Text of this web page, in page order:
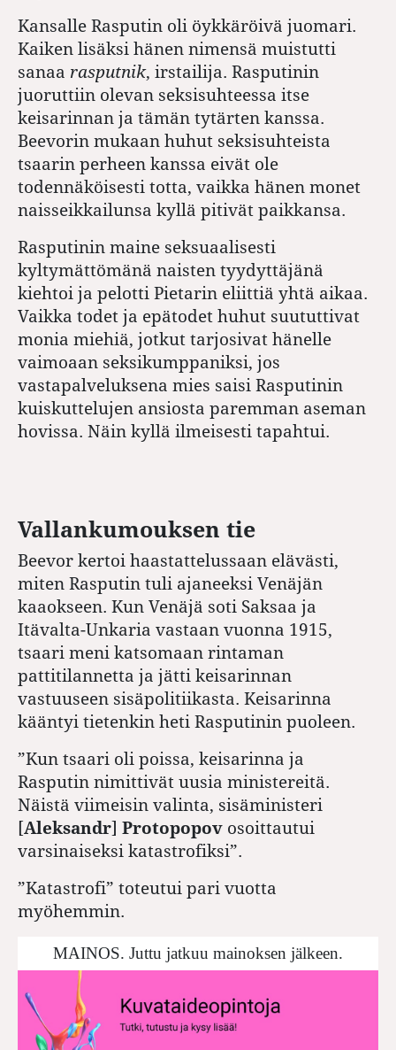
Kansalle Rasputin oli öykkäröivä juomari.
Kaiken lisäksi hänen nimensä muistutti
sanaa rasputnik, irstailija. Rasputinin
juoruttiin olevan seksisuhteessa itse
keisarinnan ja tämän tytärten kanssa.
Beevorin mukaan huhut seksisuhteista
tsaarin perheen kanssa eivät ole
todennäköisesti totta, vaikka hänen monet
naisseikkailunsa kyllä pitivät paikkansa.
Rasputinin maine seksuaalisesti
kyltymättömänä naisten tyydyttäjänä
kiehtoi ja pelotti Pietarin eliittiä yhtä aikaa.
Vaikka todet ja epätodet huhut suututtivat
monia miehiä, jotkut tarjosivat hänelle
vaimoaan seksikumppaniksi, jos
vastapalveluksena mies saisi Rasputinin
kuiskuttelujen ansiosta paremman aseman
hovissa. Näin kyllä ilmeisesti tapahtui.
Vallankumouksen tie
Beevor kertoi haastattelussaan elävästi,
miten Rasputin tuli ajaneeksi Venäjän
kaaokseen. Kun Venäjä soti Saksaa ja
Itävalta-Unkaria vastaan vuonna 1915,
tsaari meni katsomaan rintaman
pattitilannetta ja jätti keisarinnan
vastuuseen sisäpolitiikasta. Keisarinna
kääntyi tietenkin heti Rasputinin puoleen.
”Kun tsaari oli poissa, keisarinna ja
Rasputin nimittivät uusia ministereitä.
Näistä viimeisin valinta, sisäministeri
[Aleksandr] Protopopov osoittautui
varsinaiseksi katastrofiksi”.
”Katastrofi” toteutui pari vuotta
myöhemmin.
MAINOS. Juttu jatkuu mainoksen jälkeen.